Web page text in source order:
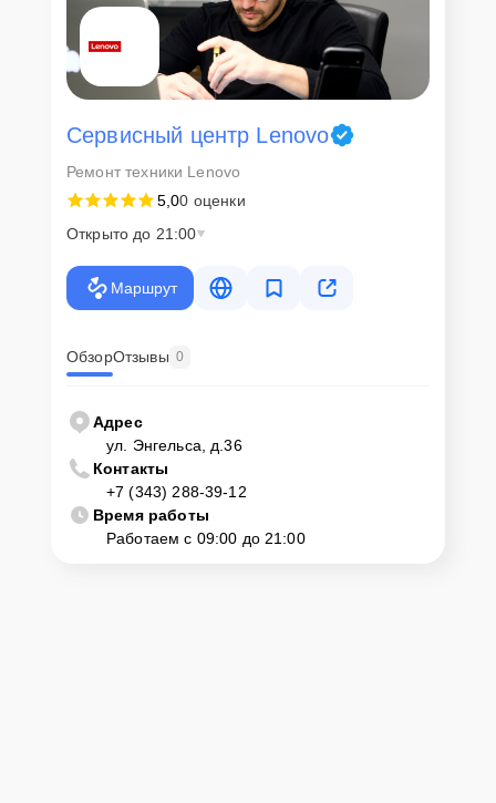
Сервисный центр Lenovo
Ремонт техники Lenovo
5,00 оценки
Открыто до 21:00
Маршрут
ОбзорОтзывы 0
Адрес
ул. Энгельса, д.36
Контакты
+7 (343) 288-39-12
Время работы
Работаем с 09:00 до 21:00